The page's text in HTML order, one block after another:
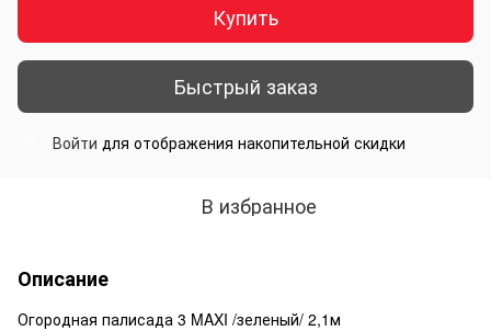
Купить
Быстрый заказ
Войти для отображения накопительной скидки
В избранное
Описание
Огородная палисада 3 MAXI /зеленый/ 2,1м